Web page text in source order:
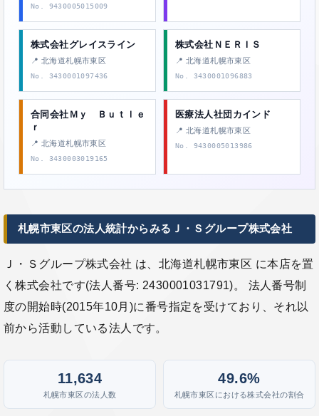
No. 9430005015009
株式会社グレイスライン
📍 北海道札幌市東区
No. 3430001097436
株式会社ＮＥＲＩＳ
📍 北海道札幌市東区
No. 3430001096883
合同会社Ｍｙ Ｂｕｔｌｅ
ｒ
📍 北海道札幌市東区
No. 3430003019165
医療法人社団カインド
📍 北海道札幌市東区
No. 9430005013986
札幌市東区の法人統計からみるＪ・Ｓグループ株式会社
Ｊ・Ｓグループ株式会社 は、北海道札幌市東区 に本店を置
く株式会社です(法人番号: 2430001031791)。 法人番号制
度の開始時(2015年10月)に番号指定を受けており、それ以
前から活動している法人です。
11,634
札幌市東区の法人数
49.6%
札幌市東区における株式会社の割合